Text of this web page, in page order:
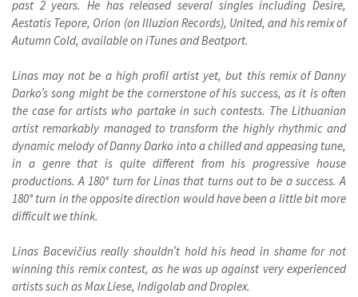
past 2 years. He has released several singles including Desire,
Aestatis Tepore, Orion (on Illuzion Records), United, and his remix of
Autumn Cold, available on iTunes and Beatport.
Linas may not be a high profil artist yet, but this remix of Danny
Darko’s song might be the cornerstone of his success, as it is often
the case for artists who partake in such contests. The Lithuanian
artist remarkably managed to transform the highly rhythmic and
dynamic melody of Danny Darko into a chilled and appeasing tune,
in a genre that is quite different from his progressive house
productions. A 180° turn for Linas that turns out to be a success. A
180° turn in the opposite direction would have been a little bit more
difficult we think.
Linas Bacevičius really shouldn’t hold his head in shame for not
winning this remix contest, as he was up against very experienced
artists such as Max Liese, Indigolab and Droplex.